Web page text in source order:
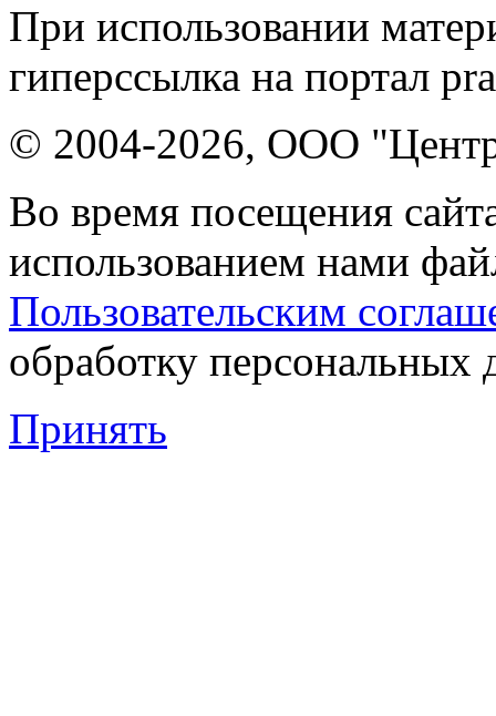
При использовании
гиперссылка на портал
© 2004-2026, ООО "Центр
Во время посещения
использованием нами
Пользовательским
обработку персональных
Принять